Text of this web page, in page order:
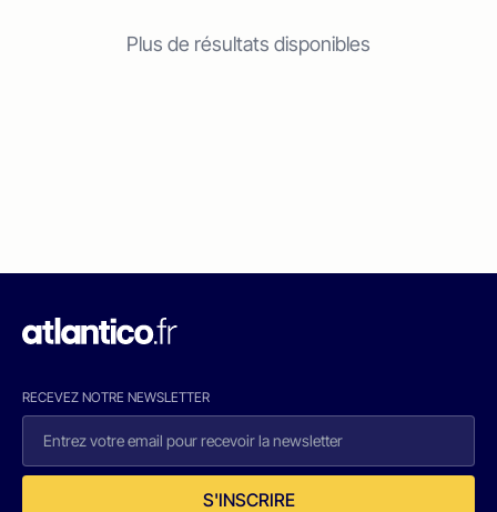
Plus de résultats disponibles
RECEVEZ NOTRE NEWSLETTER
S'INSCRIRE